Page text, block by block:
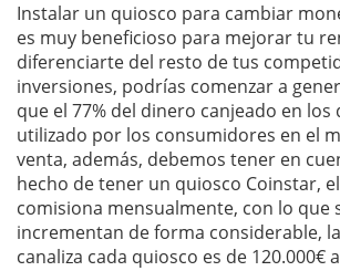
Instalar un quiosco para cambiar
es muy beneficioso para mejorar tu
diferenciarte del resto de tus
inversiones, podrías comenzar a
que el 77% del dinero canjeado en los
utilizado por los consumidores en el
venta, además, debemos tener en
hecho de tener un quiosco Coinstar,
comisiona mensualmente, con lo que
incrementan de forma considerable,
canaliza cada quiosco es de 120.000€